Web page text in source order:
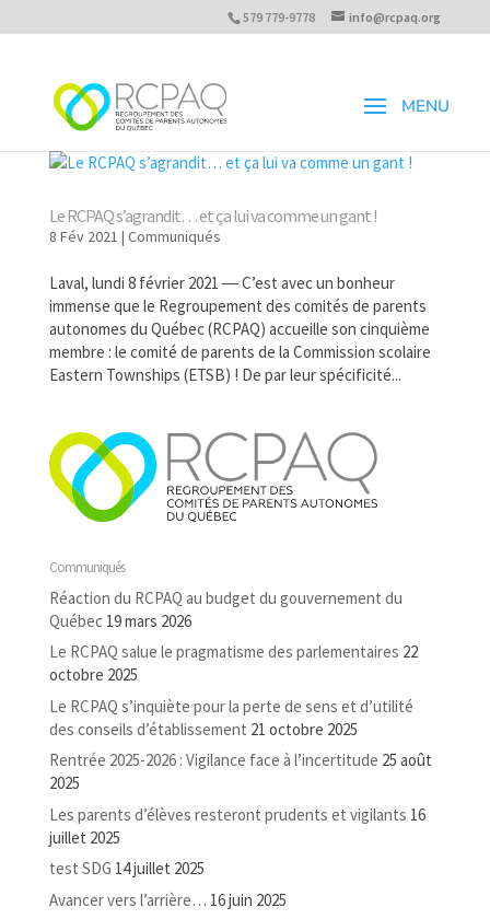
579 779-9778 info@rcpaq.org
Le RCPAQ s’agrandit… et ça lui va comme un gant !
8 Fév 2021 | Communiqués
Laval, lundi 8 février 2021 ― C’est avec un bonheur
immense que le Regroupement des comités de parents
autonomes du Québec (RCPAQ) accueille son cinquième
membre : le comité de parents de la Commission scolaire
Eastern Townships (ETSB) ! De par leur spécificité...
Communiqués
Réaction du RCPAQ au budget du gouvernement du
Québec 19 mars 2026
Le RCPAQ salue le pragmatisme des parlementaires 22
octobre 2025
Le RCPAQ s’inquiète pour la perte de sens et d’utilité
des conseils d’établissement 21 octobre 2025
Rentrée 2025-2026 : Vigilance face à l’incertitude 25 août
2025
Les parents d’élèves resteront prudents et vigilants 16
juillet 2025
test SDG 14 juillet 2025
Avancer vers l’arrière… 16 juin 2025